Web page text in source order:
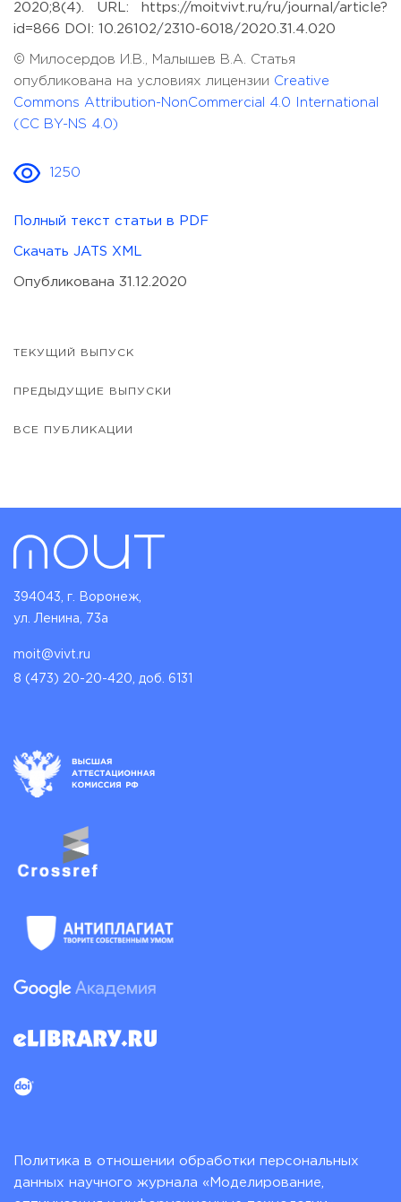
2020;8(4). URL: https://moitvivt.ru/ru/journal/article?
id=866 DOI: 10.26102/2310-6018/2020.31.4.020
© Милосердов И.В., Малышев В.А. Статья
опубликована на условиях лицензии Creative
Commons Attribution-NonCommercial 4.0 International
(CC BY-NS 4.0)
1250
Полный текст статьи в PDF
Скачать JATS XML
Опубликована 31.12.2020
ТЕКУЩИЙ ВЫПУСК
ПРЕДЫДУЩИЕ ВЫПУСКИ
ВСЕ ПУБЛИКАЦИИ
394043, г. Воронеж,
ул. Ленина, 73а
moit@vivt.ru
8 (473) 20-20-420, доб. 6131
Политика в отношении обработки персональных
данных научного журнала «Моделирование,